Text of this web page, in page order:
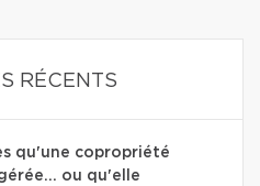
RÉCENTS
qu'une copropriété
ou qu'elle